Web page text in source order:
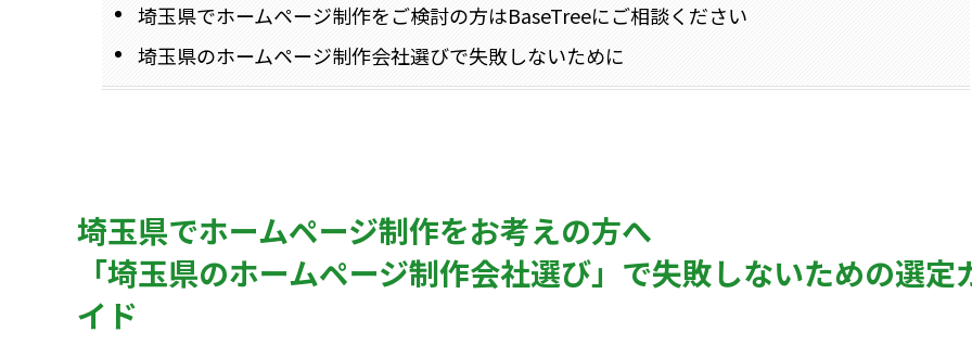
埼玉県でホームページ制作をご検討の方はBaseTreeにご相談ください
埼玉県のホームページ制作会社選びで失敗しないために
埼玉県でホームページ制作をお考えの方へ
「埼玉県のホームページ制作会社選び」で失敗しないための選定
イド